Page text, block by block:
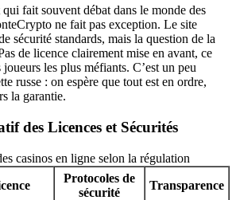
fait souvent débat dans le monde des
ne fait pas exception. Le site
sécurité standards, mais la question de la
de licence clairement mise en avant, ce
les plus méfiants. C’est un peu
russe : on espère que tout est en ordre,
la garantie.
des Licences et Sécurités
casinos en ligne selon la régulation
Protocoles de
sécurité
Transparence